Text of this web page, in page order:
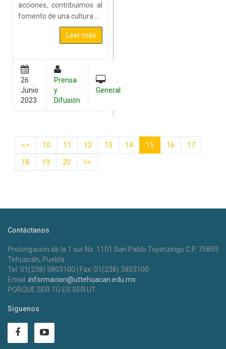
acciones, contribuimos al
fomento de una cultura ...
Leer más
26
Junio
2023
Prensa
y
Difusión
General
<< 10 11 12 13 14 15 16 17
18 19 20 >>
Contáctanos
Prolongación de la 1 sur No. 1101 San Pablo Tepetzingo C.P. 75859
Tehuacán, Puebla
Tel: 01(238) 3803100 | Fax: 01(238) 3803100
Email: informacion@uttehuacan.edu.mx
PORQUE SER TÚ ES SER UT
Siguenos